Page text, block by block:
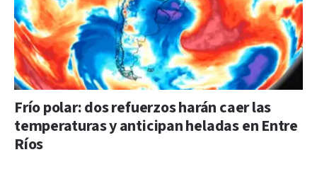
Frío polar: dos refuerzos harán caer las
temperaturas y anticipan heladas en Entre
Ríos